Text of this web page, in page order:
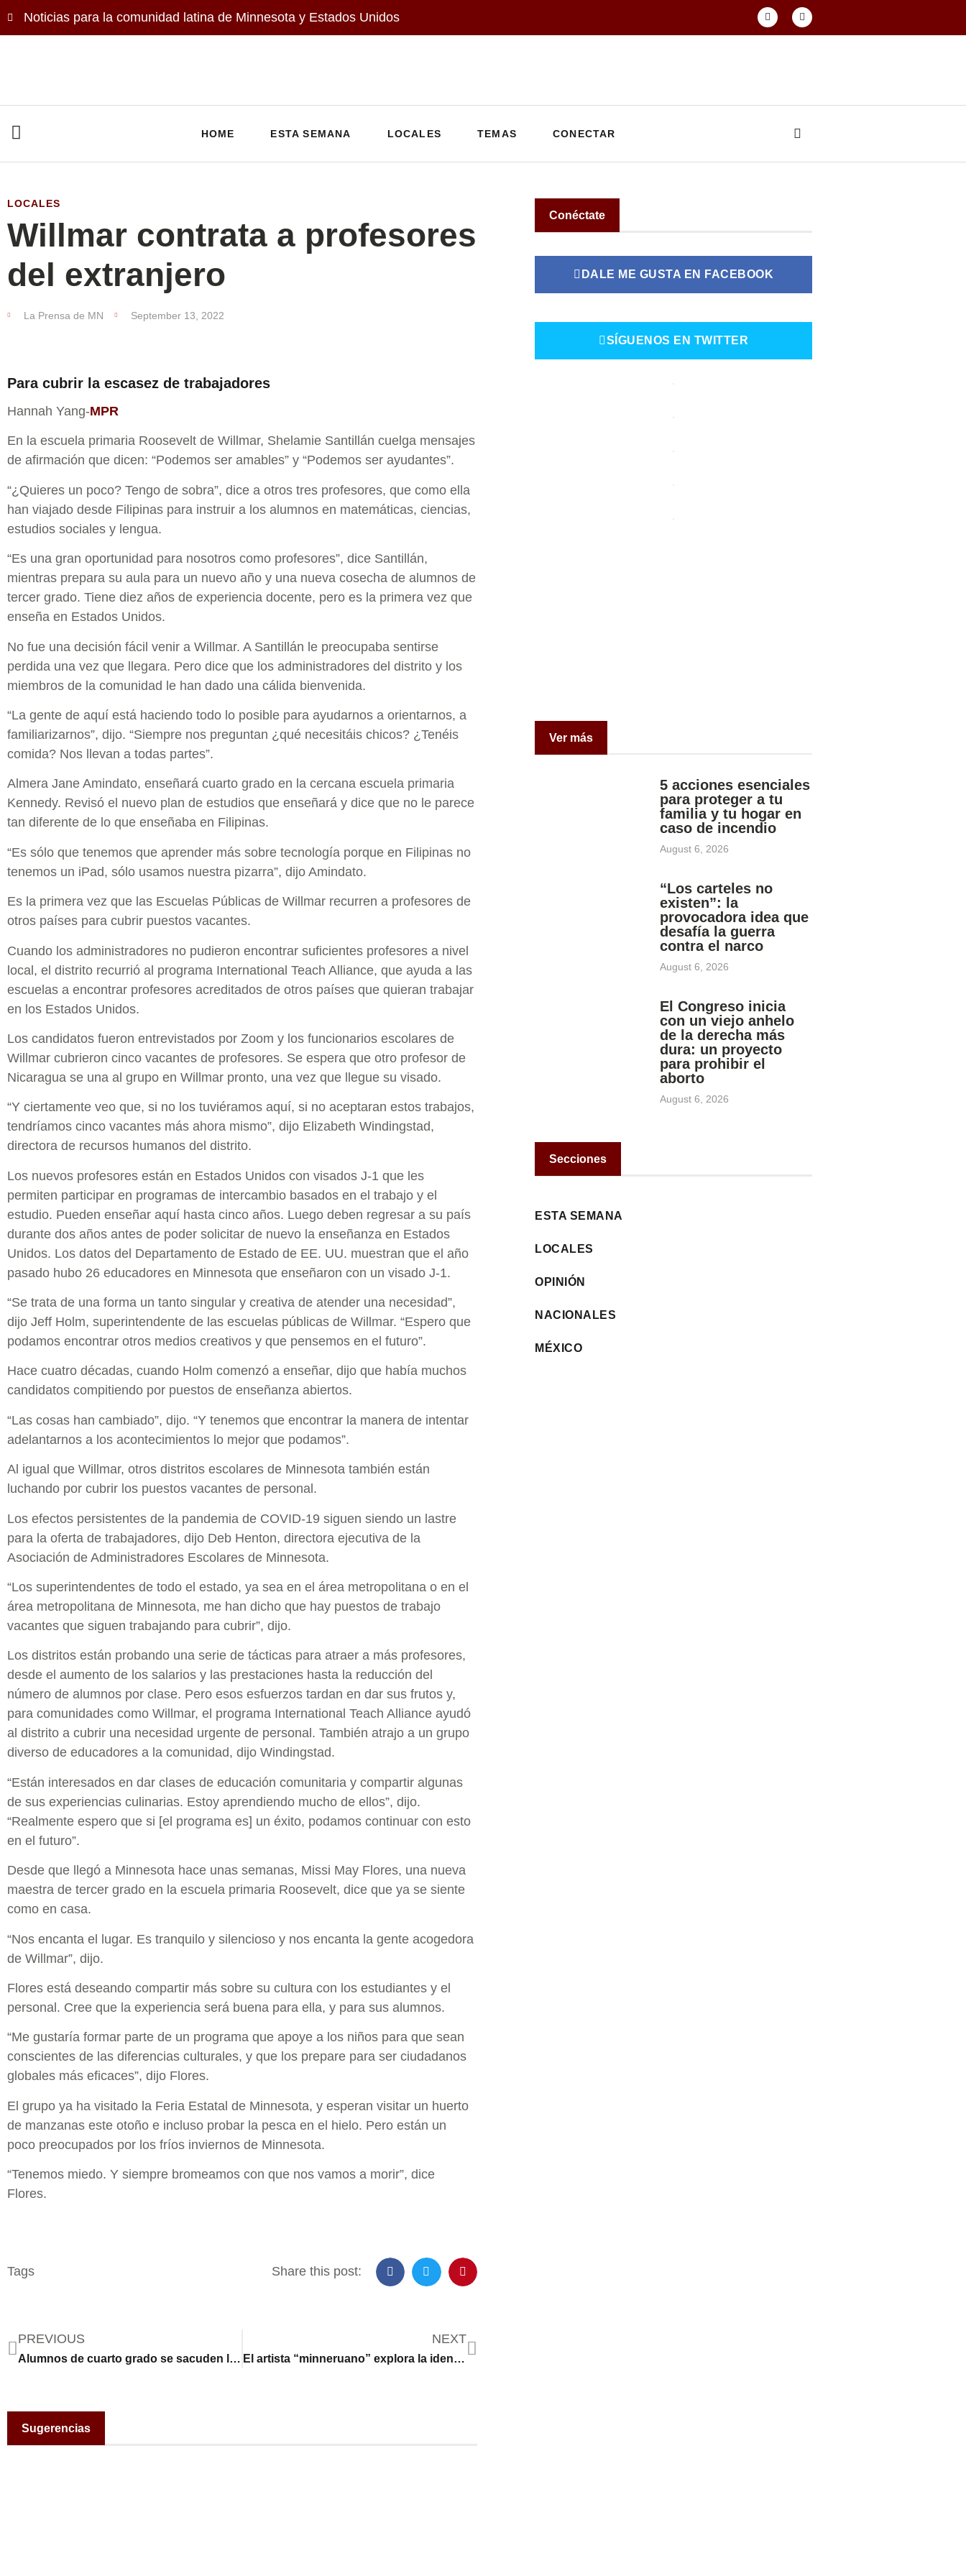
Noticias para la comunidad latina de Minnesota y Estados Unidos
HOME ESTA SEMANA LOCALES TEMAS CONECTAR
LOCALES
Willmar contrata a profesores
del extranjero
La Prensa de MN September 13, 2022
Para cubrir la escasez de trabajadores
Hannah Yang-MPR
En la escuela primaria Roosevelt de Willmar, Shelamie Santillán cuelga mensajes
de afirmación que dicen: “Podemos ser amables” y “Podemos ser ayudantes”.
“¿Quieres un poco? Tengo de sobra”, dice a otros tres profesores, que como ella
han viajado desde Filipinas para instruir a los alumnos en matemáticas, ciencias,
estudios sociales y lengua.
“Es una gran oportunidad para nosotros como profesores”, dice Santillán,
mientras prepara su aula para un nuevo año y una nueva cosecha de alumnos de
tercer grado. Tiene diez años de experiencia docente, pero es la primera vez que
enseña en Estados Unidos.
No fue una decisión fácil venir a Willmar. A Santillán le preocupaba sentirse
perdida una vez que llegara. Pero dice que los administradores del distrito y los
miembros de la comunidad le han dado una cálida bienvenida.
“La gente de aquí está haciendo todo lo posible para ayudarnos a orientarnos, a
familiarizarnos”, dijo. “Siempre nos preguntan ¿qué necesitáis chicos? ¿Tenéis
comida? Nos llevan a todas partes”.
Almera Jane Amindato, enseñará cuarto grado en la cercana escuela primaria
Kennedy. Revisó el nuevo plan de estudios que enseñará y dice que no le parece
tan diferente de lo que enseñaba en Filipinas.
“Es sólo que tenemos que aprender más sobre tecnología porque en Filipinas no
tenemos un iPad, sólo usamos nuestra pizarra”, dijo Amindato.
Es la primera vez que las Escuelas Públicas de Willmar recurren a profesores de
otros países para cubrir puestos vacantes.
Cuando los administradores no pudieron encontrar suficientes profesores a nivel
local, el distrito recurrió al programa International Teach Alliance, que ayuda a las
escuelas a encontrar profesores acreditados de otros países que quieran trabajar
en los Estados Unidos.
Los candidatos fueron entrevistados por Zoom y los funcionarios escolares de
Willmar cubrieron cinco vacantes de profesores. Se espera que otro profesor de
Nicaragua se una al grupo en Willmar pronto, una vez que llegue su visado.
“Y ciertamente veo que, si no los tuviéramos aquí, si no aceptaran estos trabajos,
tendríamos cinco vacantes más ahora mismo”, dijo Elizabeth Windingstad,
directora de recursos humanos del distrito.
Los nuevos profesores están en Estados Unidos con visados J-1 que les
permiten participar en programas de intercambio basados en el trabajo y el
estudio. Pueden enseñar aquí hasta cinco años. Luego deben regresar a su país
durante dos años antes de poder solicitar de nuevo la enseñanza en Estados
Unidos. Los datos del Departamento de Estado de EE. UU. muestran que el año
pasado hubo 26 educadores en Minnesota que enseñaron con un visado J-1.
“Se trata de una forma un tanto singular y creativa de atender una necesidad”,
dijo Jeff Holm, superintendente de las escuelas públicas de Willmar. “Espero que
podamos encontrar otros medios creativos y que pensemos en el futuro”.
Hace cuatro décadas, cuando Holm comenzó a enseñar, dijo que había muchos
candidatos compitiendo por puestos de enseñanza abiertos.
“Las cosas han cambiado”, dijo. “Y tenemos que encontrar la manera de intentar
adelantarnos a los acontecimientos lo mejor que podamos”.
Al igual que Willmar, otros distritos escolares de Minnesota también están
luchando por cubrir los puestos vacantes de personal.
Los efectos persistentes de la pandemia de COVID-19 siguen siendo un lastre
para la oferta de trabajadores, dijo Deb Henton, directora ejecutiva de la
Asociación de Administradores Escolares de Minnesota.
“Los superintendentes de todo el estado, ya sea en el área metropolitana o en el
área metropolitana de Minnesota, me han dicho que hay puestos de trabajo
vacantes que siguen trabajando para cubrir”, dijo.
Los distritos están probando una serie de tácticas para atraer a más profesores,
desde el aumento de los salarios y las prestaciones hasta la reducción del
número de alumnos por clase. Pero esos esfuerzos tardan en dar sus frutos y,
para comunidades como Willmar, el programa International Teach Alliance ayudó
al distrito a cubrir una necesidad urgente de personal. También atrajo a un grupo
diverso de educadores a la comunidad, dijo Windingstad.
“Están interesados en dar clases de educación comunitaria y compartir algunas
de sus experiencias culinarias. Estoy aprendiendo mucho de ellos”, dijo.
“Realmente espero que si [el programa es] un éxito, podamos continuar con esto
en el futuro”.
Desde que llegó a Minnesota hace unas semanas, Missi May Flores, una nueva
maestra de tercer grado en la escuela primaria Roosevelt, dice que ya se siente
como en casa.
“Nos encanta el lugar. Es tranquilo y silencioso y nos encanta la gente acogedora
de Willmar”, dijo.
Flores está deseando compartir más sobre su cultura con los estudiantes y el
personal. Cree que la experiencia será buena para ella, y para sus alumnos.
“Me gustaría formar parte de un programa que apoye a los niños para que sean
conscientes de las diferencias culturales, y que los prepare para ser ciudadanos
globales más eficaces”, dijo Flores.
El grupo ya ha visitado la Feria Estatal de Minnesota, y esperan visitar un huerto
de manzanas este otoño e incluso probar la pesca en el hielo. Pero están un
poco preocupados por los fríos inviernos de Minnesota.
“Tenemos miedo. Y siempre bromeamos con que nos vamos a morir”, dice
Flores.
Tags Share this post:
PREVIOUS
Alumnos de cuarto grado se sacuden los nervios de la vuelta al colegio con la ayuda de animales
NEXT
El artista “minneruano” explora la identidad en una nueva exposición
Sugerencias
Conéctate
DALE ME GUSTA EN FACEBOOK
SÍGUENOS EN TWITTER
Ver más
5 acciones esenciales
para proteger a tu
familia y tu hogar en
caso de incendio
August 6, 2026
“Los carteles no
existen”: la
provocadora idea que
desafía la guerra
contra el narco
August 6, 2026
El Congreso inicia
con un viejo anhelo
de la derecha más
dura: un proyecto
para prohibir el
aborto
August 6, 2026
Secciones
ESTA SEMANA
LOCALES
OPINIÓN
NACIONALES
MÉXICO